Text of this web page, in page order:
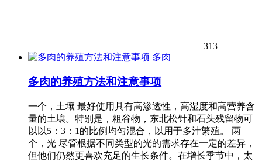
313
多肉
多肉的养殖方法和注意事项
一个，土壤 最好使用具有高渗透性，高湿度和高营养含
量的土壤。特别是，粗谷物，东北松针和石头残留物可
以以5：3：1的比例均匀混合，以用于多汁繁殖。 两
个，光 尽管根据不同类型的光的需求存在一定的差异，
但他们仍然更喜欢充足的生长条件。在增长季节中，太